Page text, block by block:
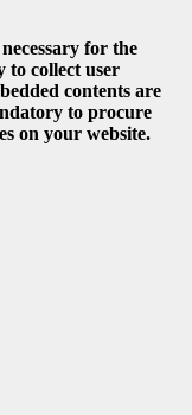
for the
to collect user
contents are
to procure
on your website.